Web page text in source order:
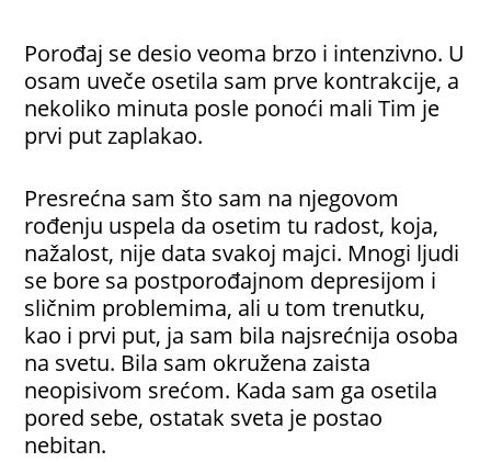
Porođaj se desio veoma brzo i intenzivno. U
osam uveče osetila sam prve kontrakcije, a
nekoliko minuta posle ponoći mali Tim je
prvi put zaplakao.
Presrećna sam što sam na njegovom
rođenju uspela da osetim tu radost, koja,
nažalost, nije data svakoj majci. Mnogi ljudi
se bore sa postporođajnom depresijom i
sličnim problemima, ali u tom trenutku,
kao i prvi put, ja sam bila najsrećnija osoba
na svetu. Bila sam okružena zaista
neopisivom srećom. Kada sam ga osetila
pored sebe, ostatak sveta je postao
nebitan.